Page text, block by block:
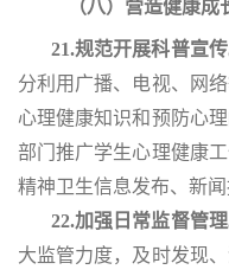
（八）营造健康成
21.规范开展科普宣传
分利用广播、电视、网
心理健康知识和预防心
部门推广学生心理健康
精神卫生信息发布、新闻
22.加强日常监督管理
大监管力度，及时发现